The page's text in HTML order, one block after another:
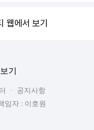
웹에서 보기
기
공지사항
임자 : 이호원